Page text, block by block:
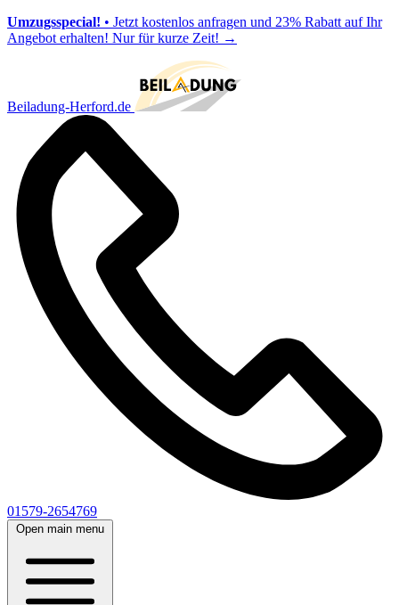
Umzugsspecial! • Jetzt kostenlos anfragen und 23% Rabatt auf Ihr
Angebot erhalten! Nur für kurze Zeit! →
Beiladung-Herford.de
01579-2654769
Open main menu